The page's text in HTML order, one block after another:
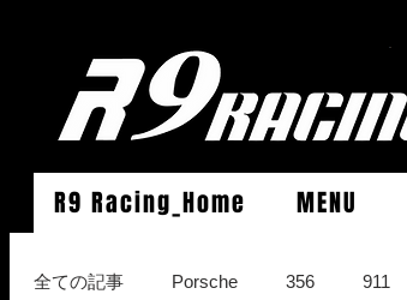
R9 Racing_Home MENU
全ての記事 Porsche 356 911